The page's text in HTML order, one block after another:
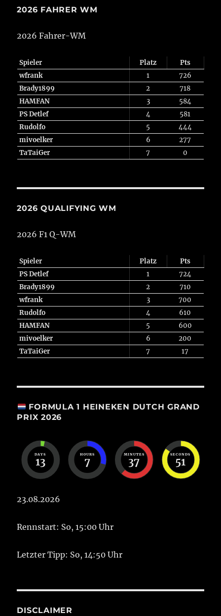
2026 FAHRER WM
2026 Fahrer-WM
Spieler Platz
Pts
wfrank
1
726
Brady1899
2
718
HAMFAN
3
584
PS Detlef
4
581
Rudolfo
5
444
mivoelker
6
277
TaTaiGer
7 0
2026 QUALIFYING WM
2026 F1 Q-WM
Spieler Platz
Pts
PS Detlef
1
724
Brady1899
2
710
wfrank
3
700
Rudolfo
4
610
HAMFAN
5
600
mivoelker
6
200
TaTaiGer
7 17
FORMULA 1 HEINEKEN DUTCH GRAND
PRIX 2026
DAYS
13
HOURS
7
MINUTES
37
SECONDS
51
23.08.2026
Rennstart: So, 15:00 Uhr
Letzter Tipp: So, 14:50 Uhr
DISCLAIMER